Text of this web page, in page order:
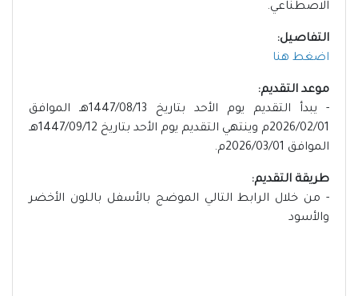
الاصطناعي.
التفاصيل:
اضغط هنا
موعد التقديم:
- يبدأ التقديم يوم الأحد بتاريخ 1447/08/13هـ الموافق
2026/02/01م وينتهي التقديم يوم الأحد بتاريخ 1447/09/12هـ
الموافق 2026/03/01م.
طريقة التقديم:
- من خلال الرابط التالي الموضج بالأسفل باللون الأخضر
والأسود